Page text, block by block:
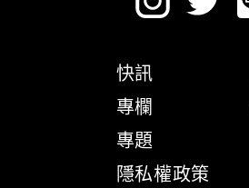
快訊
專欄
專題
隱私權政策